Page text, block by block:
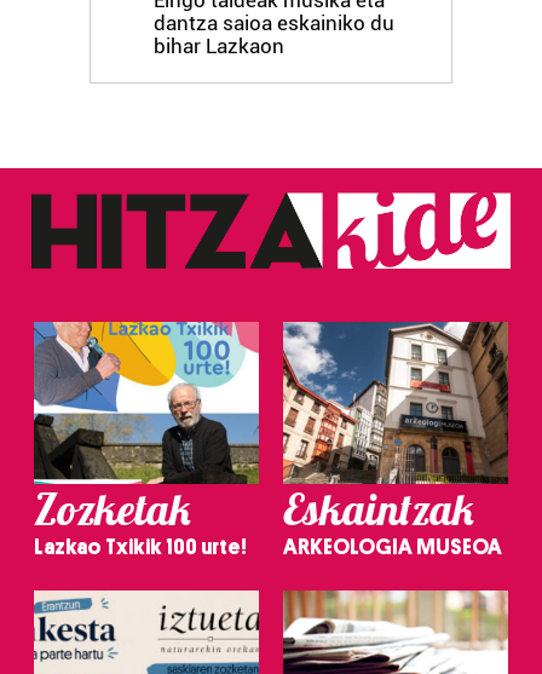
dantza saioa eskainiko du
bihar Lazkaon
Zozketak
Lazkao Txikik 100 urte!
Eskaintzak
ARKEOLOGIA MUSEOA